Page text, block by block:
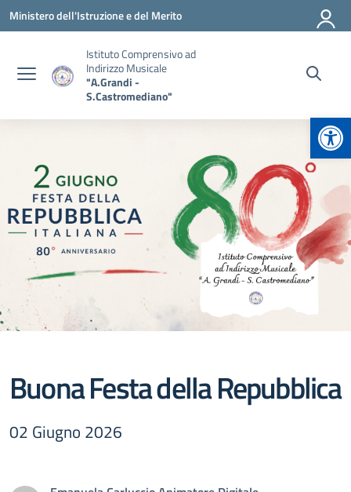
Vai ai contenuti
Vai al menu di navigazione
Vai al footer
Ministero dell'Istruzione e del Merito
Istituto Comprensivo ad
Indirizzo Musicale
"A.Grandi -
S.Castromediano"
Buona Festa della Repubblica
02 Giugno 2026